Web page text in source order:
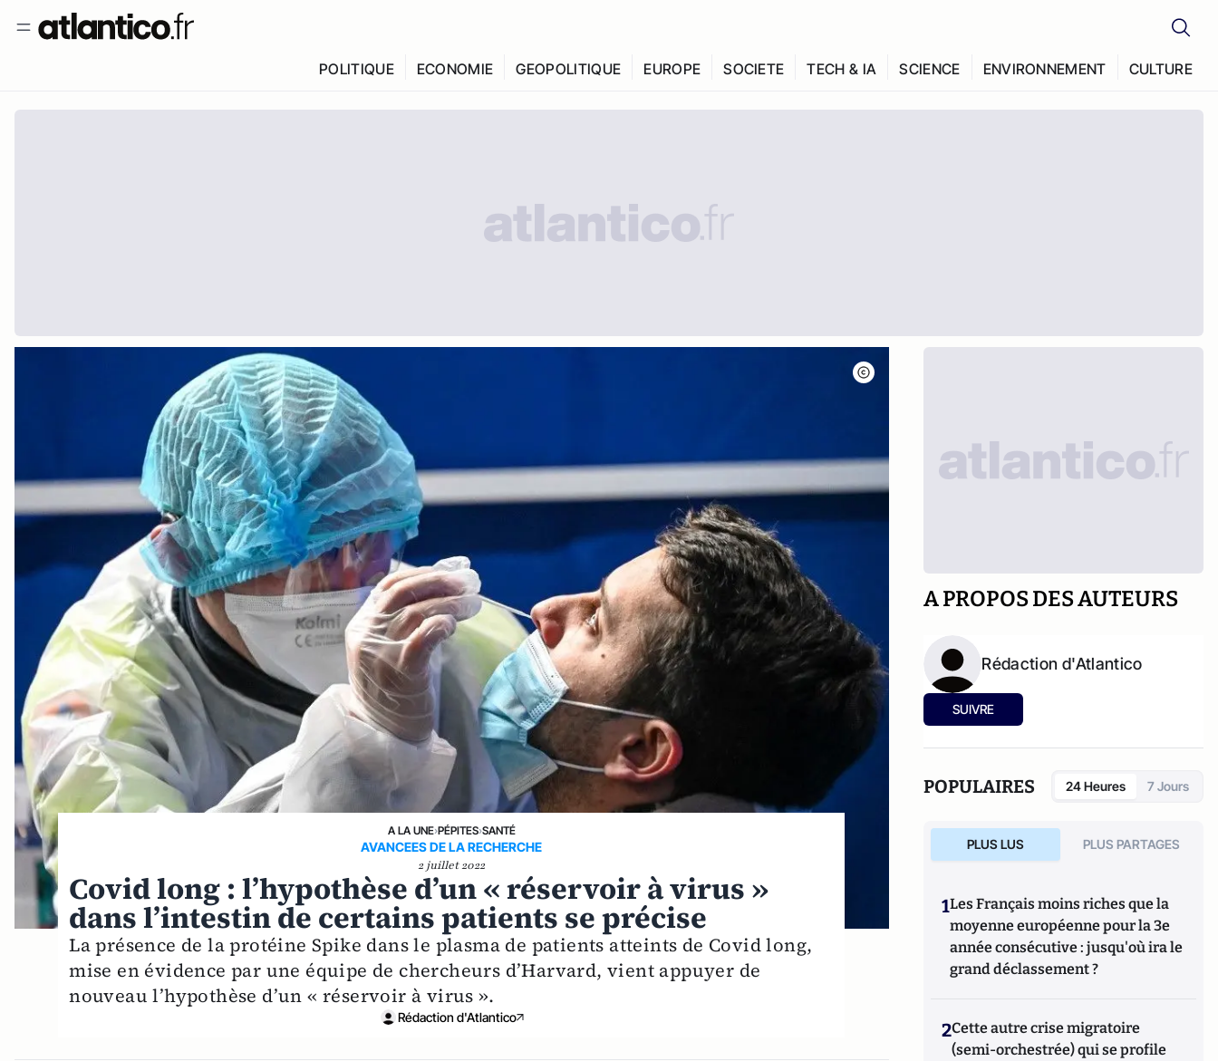
POLITIQUE ECONOMIE GEOPOLITIQUE EUROPE SOCIETE TECH & IA SCIENCE ENVIRONNEMENT CULTURE
A LA UNE›PÉPITES›SANTÉ
AVANCEES DE LA RECHERCHE
2 juillet 2022
Covid long : l’hypothèse d’un « réservoir à virus »
dans l’intestin de certains patients se précise
La présence de la protéine Spike dans le plasma de patients atteints de Covid long,
mise en évidence par une équipe de chercheurs d’Harvard, vient appuyer de
nouveau l’hypothèse d’un « réservoir à virus ».
Rédaction d'Atlantico
A PROPOS DES AUTEURS
Rédaction d'Atlantico
SUIVRE
POPULAIRES 24 Heures 7 Jours
PLUS LUS PLUS PARTAGES
1Les Français moins riches que la
moyenne européenne pour la 3e
année consécutive : jusqu'où ira le
grand déclassement ?
2Cette autre crise migratoire
(semi-orchestrée) qui se profile